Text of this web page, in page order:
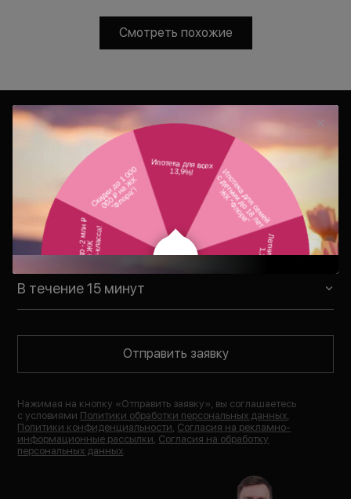
Смотреть похожие
Консультация
Ваш персональный менеджер
свяжется с Вами в удобное для Вас
В течение 15 минут
Отправить заявку
Нажимая на кнопку «Отправить заявку», вы соглашаетесь
с условиями Политики обработки персональных данных
Политики конфиденциальности Согласия на рекламно-
информационные рассылки Согласия на обработку
персональных данных